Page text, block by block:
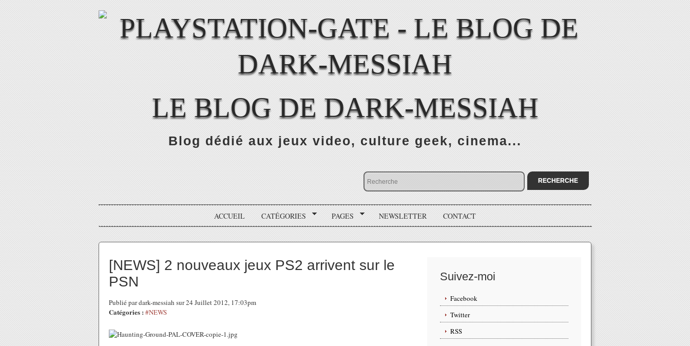
LE BLOG DE DARK-MESSIAH
Blog dédié aux jeux video, culture geek, cinema...
ACCUEIL CATÉGORIES PAGES NEWSLETTER CONTACT
[NEWS] 2 nouveaux jeux PS2 arrivent sur le
PSN
Publié par dark-messiah sur 24 Juillet 2012, 17:03pm
Catégories : #NEWS
Suivez-moi
Facebook
Twitter
RSS